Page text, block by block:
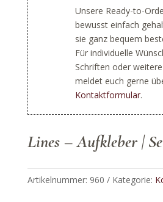
Unsere Ready-to-
bewusst einfach
sie ganz bequem
Für individuelle
Schriften oder
meldet euch gerne
Kontaktformular.
Lines – Aufkleber |
Artikelnummer: 960 Kategorie: